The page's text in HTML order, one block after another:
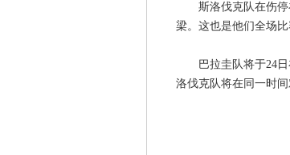
斯洛伐克队在伤停
梁。这也是他们全场比
巴拉圭队将于24日
洛伐克队将在同一时